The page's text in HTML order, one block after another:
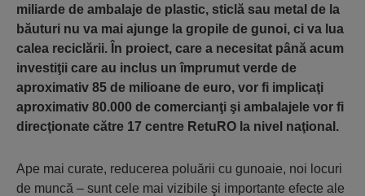
miliarde de ambalaje de plastic, sticlă sau metal de la
băuturi nu va mai ajunge la gropile de gunoi, ci va lua
calea reciclării. În proiect, care a necesitat până acum
investiţii care au inclus un împrumut verde de
aproximativ 85 de milioane de euro, vor fi implicaţi
aproximativ 80.000 de comercianţi şi ambalajele vor fi
direcţionate către 17 centre RetuRO la nivel naţional.
Ape mai curate, reducerea poluării cu gunoaie, noi locuri
de muncă – sunt cele mai vizibile şi importante efecte ale